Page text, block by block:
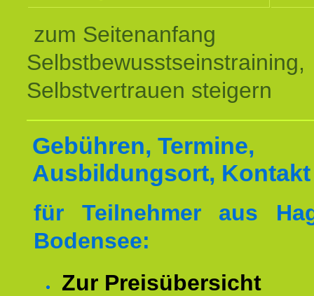
zum Seitenanfang
Selbstbewusstseinstraining,
Selbstvertrauen steigern
Gebühren, Termine,
Ausbildungsort, Kontakt
für Teilnehmer aus
Bodensee:
Zur Preisübersicht